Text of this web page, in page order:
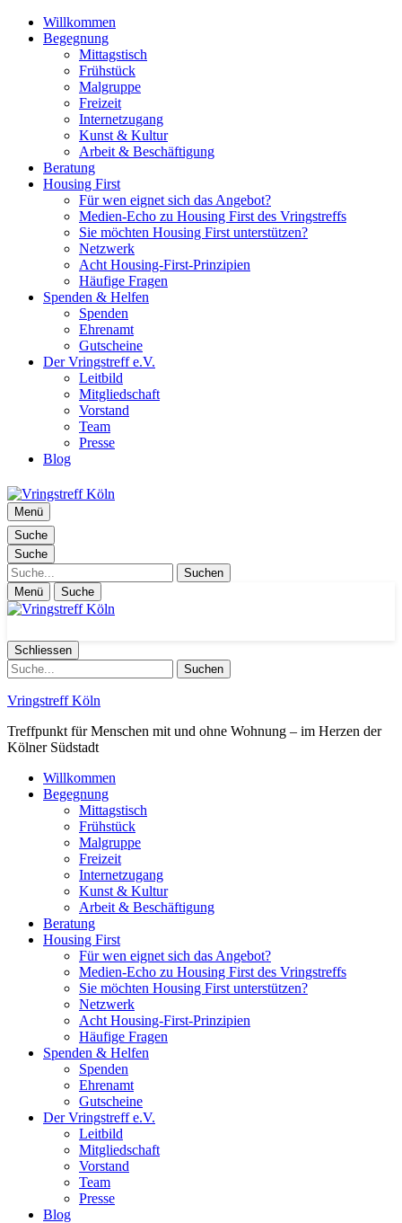
Willkommen
Begegnung
Mittagstisch
Frühstück
Malgruppe
Freizeit
Internetzugang
Kunst & Kultur
Arbeit & Beschäftigung
Beratung
Housing First
Für wen eignet sich das Angebot?
Medien-Echo zu Housing First des Vringstreffs
Sie möchten Housing First unterstützen?
Netzwerk
Acht Housing-First-Prinzipien
Häufige Fragen
Spenden & Helfen
Spenden
Ehrenamt
Gutscheine
Der Vringstreff e.V.
Leitbild
Mitgliedschaft
Vorstand
Team
Presse
Blog
Menü
Suche
Suche
Suche
Menü Suche
Schliessen
Suche
Vringstreff Köln
Treffpunkt für Menschen mit und ohne Wohnung – im Herzen der
Kölner Südstadt
Willkommen
Begegnung
Mittagstisch
Frühstück
Malgruppe
Freizeit
Internetzugang
Kunst & Kultur
Arbeit & Beschäftigung
Beratung
Housing First
Für wen eignet sich das Angebot?
Medien-Echo zu Housing First des Vringstreffs
Sie möchten Housing First unterstützen?
Netzwerk
Acht Housing-First-Prinzipien
Häufige Fragen
Spenden & Helfen
Spenden
Ehrenamt
Gutscheine
Der Vringstreff e.V.
Leitbild
Mitgliedschaft
Vorstand
Team
Presse
Blog